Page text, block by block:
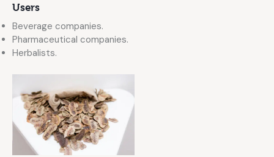
Users
Beverage companies.
Pharmaceutical companies.
Herbalists.